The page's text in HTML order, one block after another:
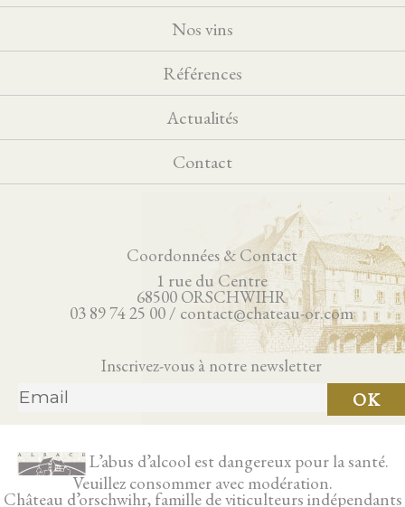
Nos vins
Références
Actualités
Contact
Coordonnées & Contact
1 rue du Centre
68500 ORSCHWIHR
03 89 74 25 00 / contact@chateau-or.com
Inscrivez-vous à notre newsletter
L’abus d’alcool est dangereux pour la santé.
Veuillez consommer avec modération.
Château d’orschwihr, famille de viticulteurs indépendants